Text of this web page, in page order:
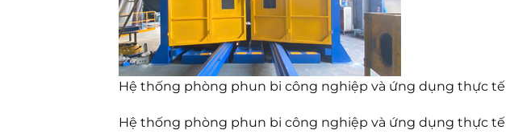
Hệ thống phòng phun bi công nghiệp và ứng dụng thực tế
Hệ thống phòng phun bi công nghiệp và ứng dụng thực tế